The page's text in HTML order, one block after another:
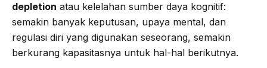
depletion atau kelelahan sumber daya kognitif:
semakin banyak keputusan, upaya mental, dan
regulasi diri yang digunakan seseorang, semakin
berkurang kapasitasnya untuk hal-hal berikutnya.